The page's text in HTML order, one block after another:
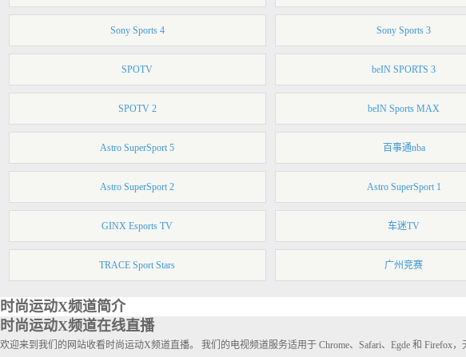
Sony Sports 4 Sony Sports 3
SPOTV beIN SPORTS 3
SPOTV 2 beIN Sports MAX
Astro SuperSport 5 百事通nba
Astro SuperSport 2 Astro SuperSport 1
GINX Esports TV 车迷TV
TRACE Sport Stars 广州竞赛
时尚运动X频道简介
时尚运动X频道在线直播
欢迎来到我们的网站收看时尚运动X频道直播。 我们的电视频道服务适用于 Chrome、Safari、Egde 和